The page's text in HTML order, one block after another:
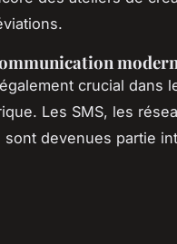
crucial dans
Les SMS, les
devenues partie